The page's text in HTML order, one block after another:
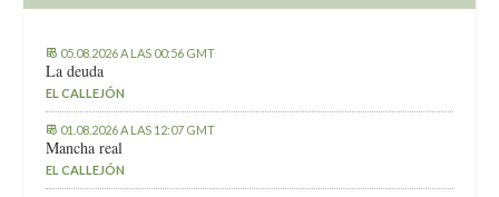
05.08.2026 A LAS 00:56 GMT
La deuda
EL CALLEJÓN
01.08.2026 A LAS 12:07 GMT
Mancha real
EL CALLEJÓN